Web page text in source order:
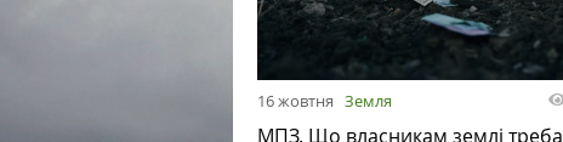
16 жовтня Земля
МПЗ. Що власникам землі треба